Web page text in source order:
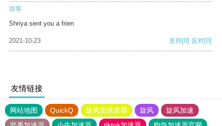
游客
Shriya sent you a frien
2021-10-23 支持[0] 反对[0]
友情链接
网站地图 QuickQ 旋风加速度器 旋风
旋风加速